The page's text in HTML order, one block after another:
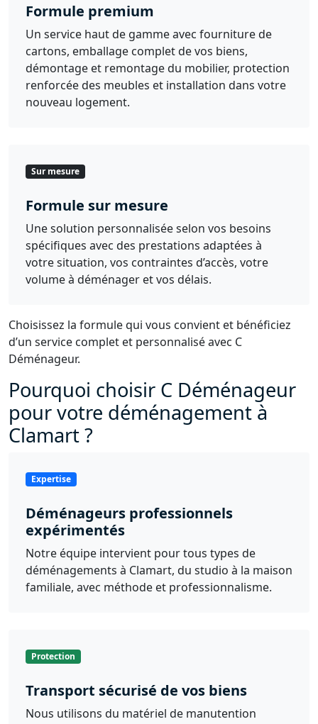
Formule premium
Un service haut de gamme avec fourniture de
cartons, emballage complet de vos biens,
démontage et remontage du mobilier, protection
renforcée des meubles et installation dans votre
nouveau logement.
Sur mesure
Formule sur mesure
Une solution personnalisée selon vos besoins
spécifiques avec des prestations adaptées à
votre situation, vos contraintes d’accès, votre
volume à déménager et vos délais.
Choisissez la formule qui vous convient et bénéficiez
d’un service complet et personnalisé avec C
Déménageur.
Pourquoi choisir C Déménageur
pour votre déménagement à
Clamart ?
Expertise
Déménageurs professionnels
expérimentés
Notre équipe intervient pour tous types de
déménagements à Clamart, du studio à la maison
familiale, avec méthode et professionnalisme.
Protection
Transport sécurisé de vos biens
Nous utilisons du matériel de manutention